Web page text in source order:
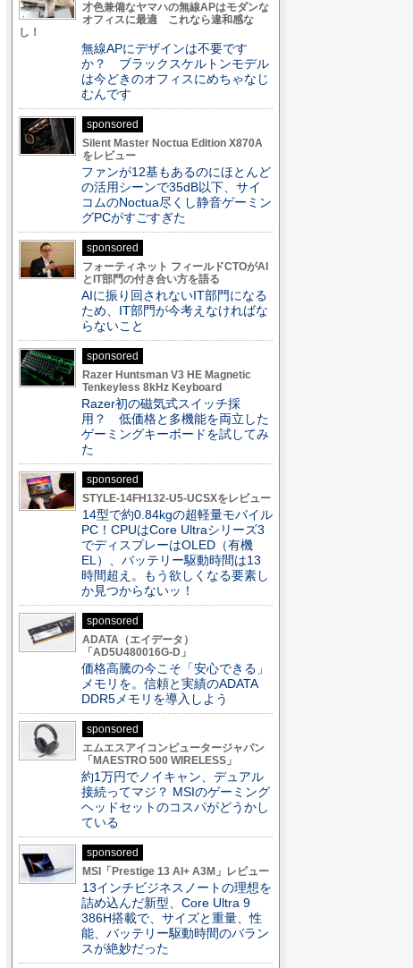
才色兼備なヤマハの無線APはモダンな
オフィスに最適 これなら違和感な
し！
無線APにデザインは不要です
か？ ブラックスケルトンモデル
は今どきのオフィスにめちゃなじ
むんです
sponsored
Silent Master Noctua Edition X870A
をレビュー
ファンが12基もあるのにほとんど
の活用シーンで35dB以下、サイ
コムのNoctua尽くし静音ゲーミン
グPCがすごすぎた
sponsored
フォーティネット フィールドCTOがAI
とIT部門の付き合い方を語る
AIに振り回されないIT部門になる
ため、IT部門が今考えなければな
らないこと
sponsored
Razer Huntsman V3 HE Magnetic
Tenkeyless 8kHz Keyboard
Razer初の磁気式スイッチ採
用？ 低価格と多機能を両立した
ゲーミングキーボードを試してみ
た
sponsored
STYLE-14FH132-U5-UCSXをレビュー
14型で約0.84kgの超軽量モバイル
PC！CPUはCore Ultraシリーズ3
でディスプレーはOLED（有機
EL）、バッテリー駆動時間は13
時間超え。もう欲しくなる要素し
か見つからないッ！
sponsored
ADATA（エイデータ）
「AD5U480016G-D」
価格高騰の今こそ「安心できる」
メモリを。信頼と実績のADATA
DDR5メモリを導入しよう
sponsored
エムエスアイコンピュータージャパン
「MAESTRO 500 WIRELESS」
約1万円でノイキャン、デュアル
接続ってマジ？ MSIのゲーミング
ヘッドセットのコスパがどうかし
ている
sponsored
MSI「Prestige 13 AI+ A3M」レビュー
13インチビジネスノートの理想を
詰め込んだ新型、Core Ultra 9
386H搭載で、サイズと重量、性
能、バッテリー駆動時間のバラン
スが絶妙だった